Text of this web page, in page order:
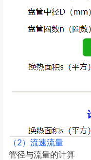
（2）流速流量
管径与流量的计算